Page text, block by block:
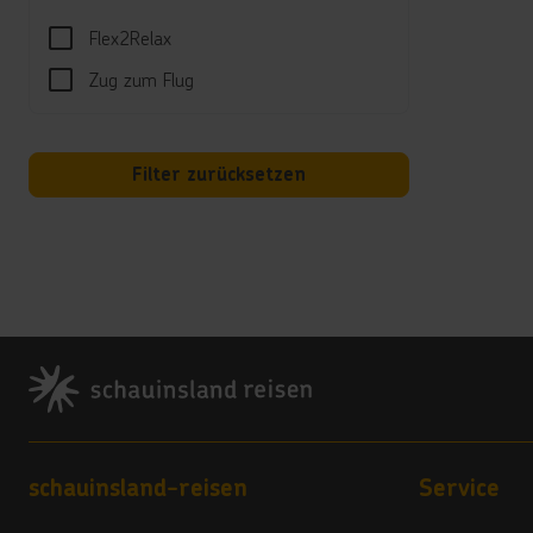
Flex2Relax
Zug zum Flug
Filter zurücksetzen
5
Footer
Footer navigation
schauinsland-reisen Service